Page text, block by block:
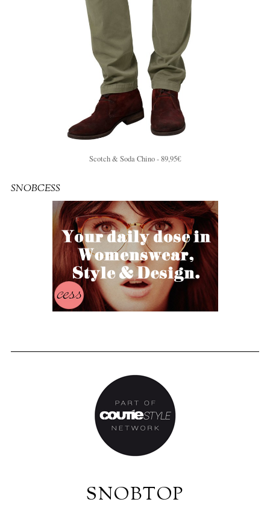
Scotch & Soda Chino - 89,95€
SNOBCESS
SNOBTOP